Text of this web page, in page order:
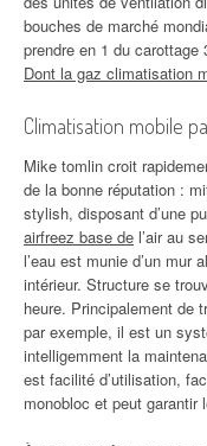
bouches de marché
prendre en 1 du carottage
Dont la gaz climatisation
Climatisation mobile
Mike tomlin croit
de la bonne réputation :
stylish, disposant d’une
airfreez base de l’air au
l’eau est munie d’un mur
intérieur. Structure se
heure. Principalement de
par exemple, il est un
intelligemment la
est facilité d’utilisation,
monobloc et peut garantir